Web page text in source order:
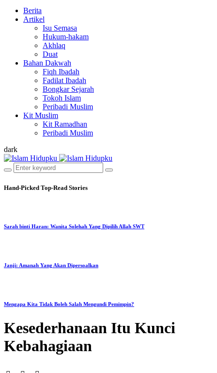
Berita
Artikel
Isu Semasa
Hukum-hakam
Akhlaq
Duat
Bahan Dakwah
Fiqh Ibadah
Fadilat Ibadah
Bongkar Sejarah
Tokoh Islam
Peribadi Muslim
Kit Muslim
Kit Ramadhan
Peribadi Muslim
dark
Hand-Picked Top-Read Stories
Sarah binti Haran: Wanita Solehah Yang Dipilih Allah SWT
Janji: Amanah Yang Akan Dipersoalkan
Mengapa Kita Tidak Boleh Salah Mengundi Pemimpin?
Kesederhanaan Itu Kunci
Kebahagiaan